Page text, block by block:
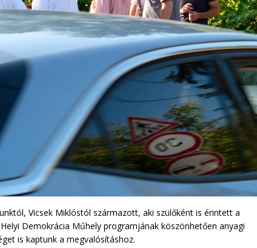
Vicsek Miklóstól származott, aki szülőként is érintett a
Demokrácia Műhely programjának köszönhetően anyagi
is kaptunk a megvalósításhoz.